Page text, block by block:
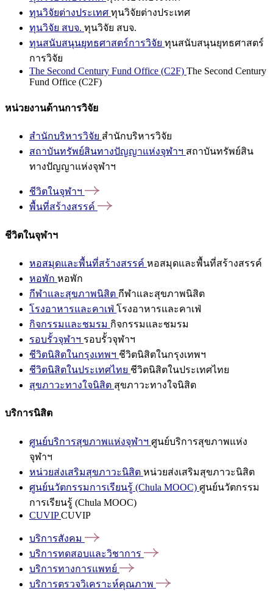
ทุนวิจัยต่างประเทศ ทุนวิจัยต่างประเทศ
ทุนวิจัย สบจ. ทุนวิจัย สบจ.
ทุนสนับสนุนยุทธศาสตร์การวิจัย ทุนสนับสนุนยุทธศาสตร์
การวิจัย
The Second Century Fund Office (C2F) The Second Century
Fund Office (C2F)
หน่วยงานด้านการวิจัย
สำนักบริหารวิจัย สำนักบริหารวิจัย
สถาบันทรัพย์สินทางปัญญาแห่งจุฬาฯ สถาบันทรัพย์สิน
ทางปัญญาแห่งจุฬาฯ
ชีวิตในจุฬาฯ
พื้นที่สร้างสรรค์
ชีวิตในจุฬาฯ
หอสมุดและพื้นที่สร้างสรรค์ หอสมุดและพื้นที่สร้างสรรค์
หอพัก หอพัก
กีฬาและสุขภาพนิสิต กีฬาและสุขภาพนิสิต
โรงอาหารและคาเฟ่ โรงอาหารและคาเฟ่
กิจกรรมและชมรม กิจกรรมและชมรม
รอบรั้วจุฬาฯ รอบรั้วจุฬาฯ
ชีวิตนิสิตในกรุงเทพฯ ชีวิตนิสิตในกรุงเทพฯ
ชีวิตนิสิตในประเทศไทย ชีวิตนิสิตในประเทศไทย
สุขภาวะทางใจนิสิต สุขภาวะทางใจนิสิต
บริการนิสิต
ศูนย์บริการสุขภาพแห่งจุฬาฯ ศูนย์บริการสุขภาพแห่ง
จุฬาฯ
หน่วยส่งเสริมสุขภาวะนิสิต หน่วยส่งเสริมสุขภาวะนิสิต
ศูนย์นวัตกรรมการเรียนรู้ (Chula MOOC) ศูนย์นวัตกรรม
การเรียนรู้ (Chula MOOC)
CUVIPCUVIP
บริการสังคม
บริการทดสอบและวิชาการ
บริการทางการแพทย์
บริการตรวจวิเคราะห์คุณภาพ